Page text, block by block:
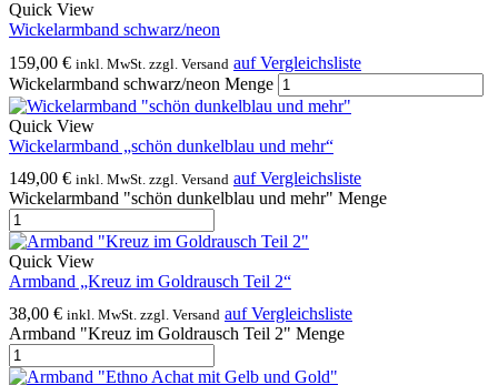
Quick View
Wickelarmband schwarz/neon
159,00 € inkl. MwSt. zzgl. Versand auf Vergleichsliste
Wickelarmband schwarz/neon Menge
Quick View
Wickelarmband „schön dunkelblau und mehr“
149,00 € inkl. MwSt. zzgl. Versand auf Vergleichsliste
Wickelarmband "schön dunkelblau und mehr" Menge
Quick View
Armband „Kreuz im Goldrausch Teil 2“
38,00 € inkl. MwSt. zzgl. Versand auf Vergleichsliste
Armband "Kreuz im Goldrausch Teil 2" Menge